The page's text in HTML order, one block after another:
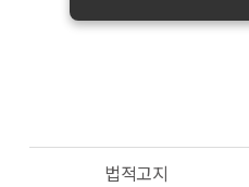
법적고지